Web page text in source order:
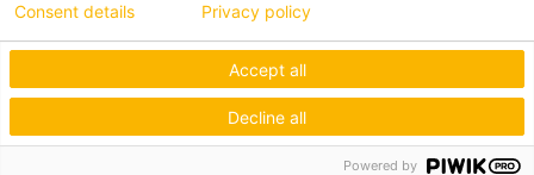
Accept all
Decline all
Consent details Privacy policy
Powered by